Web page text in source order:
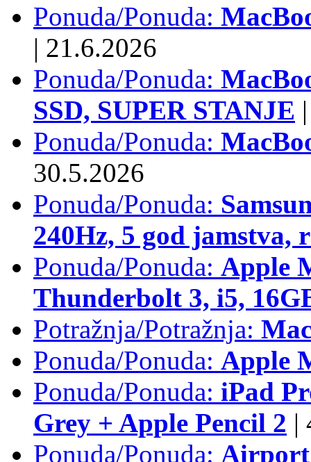
Ponuda/Ponuda:
| 21.6.2026
Ponuda/Ponuda:
SSD, SUPER STANJE |
Ponuda/Ponuda:
30.5.2026
Ponuda/Ponuda:
240Hz, 5 god jamstva,
Ponuda/Ponuda: Apple
Thunderbolt 3, i5,
Potražnja/Potražnja:
Ponuda/Ponuda: Apple
Ponuda/Ponuda: iPad
Grey + Apple Pencil 2 |
Ponuda/Ponuda: Airport